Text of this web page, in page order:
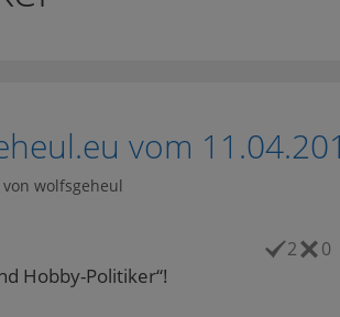
vom
von wolfsgeheul
2 0
Hobby-Politiker“!